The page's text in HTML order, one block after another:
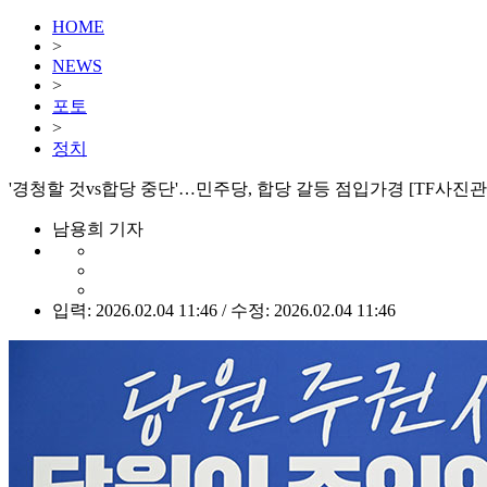
HOME
>
NEWS
>
포토
>
정치
'경청할 것vs합당 중단'…민주당, 합당 갈등 점입가경 [TF사진
남용희 기자
입력: 2026.02.04 11:46 / 수정: 2026.02.04 11:46